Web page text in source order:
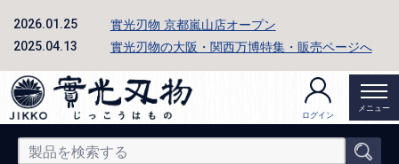
2026.01.25 實光刃物 京都嵐山店オープン
2025.04.13 實光刃物の大阪・関西万博特集・販売ページへ
ログイン
メニュー